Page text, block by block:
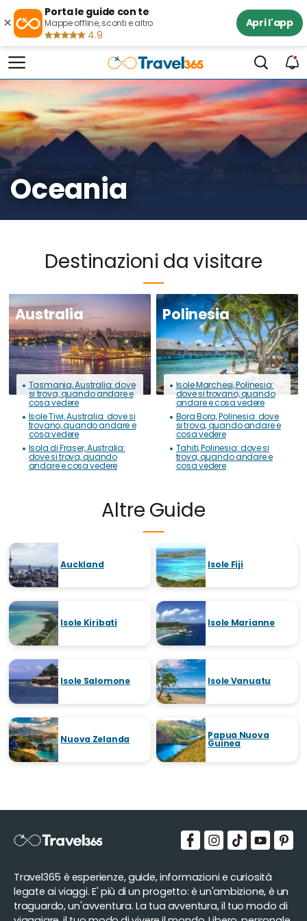
×
Porta le guide con te
Mappe offline, sconti e altro
4.9
Apri l'app
Oceania
Destinazioni da visitare
Australia
Tasmania, Australia: dove
si trova, quando andare e
cosa vedere
Isole Tiwi, Australia: dove si
trovano, quando andare e
cosa vedere
Isola di Fraser, Australia:
dove si trova, quando
andare e cosa vedere
Polinesia
Isole Marchesi, Polinesia:
dove si trovano, quando
andare e cosa vedere
Bora Bora, Polinesia: dove
si trova, quando andare e
cosa vedere
Tahiti, Polinesia: dove si
trova, quando andare e
cosa vedere
Altre Guide
Auckland Isole Fiji
Isole Kiribati Isole Marianne
Isole Salomone Isole Vanuatu
Nuova Zelanda Papua Nuova
Guinea
Travel365 è esperienze, guide, informazioni e curiosità
legate ai viaggi. E' più di un progetto: è un'ambizione, è un
traguardo, un'avventura. La tua avventura, il tuo modo di